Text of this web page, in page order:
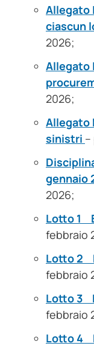
Allegato
ciascun
2026;
Allegato
2026;
Allegato
sinistri
gennaio
2026;
Lotto 1
febbraio
Lotto 2
febbraio
Lotto 3
febbraio
Lotto 4